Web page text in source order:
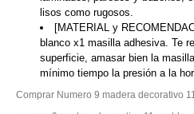
lisos como rugosos.
[MATERIAL y
blanco x1 masilla adhesiva. Te
superficie, amasar bien la
mínimo tiempo la presión a la
Comprar Numero 9 madera decorativo